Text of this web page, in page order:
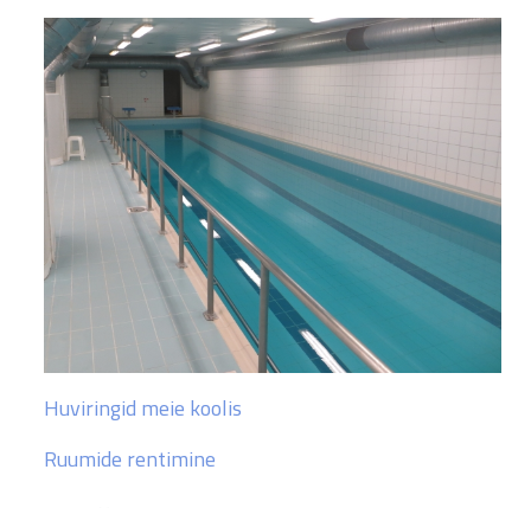
Huviringid meie koolis
Ruumide rentimine